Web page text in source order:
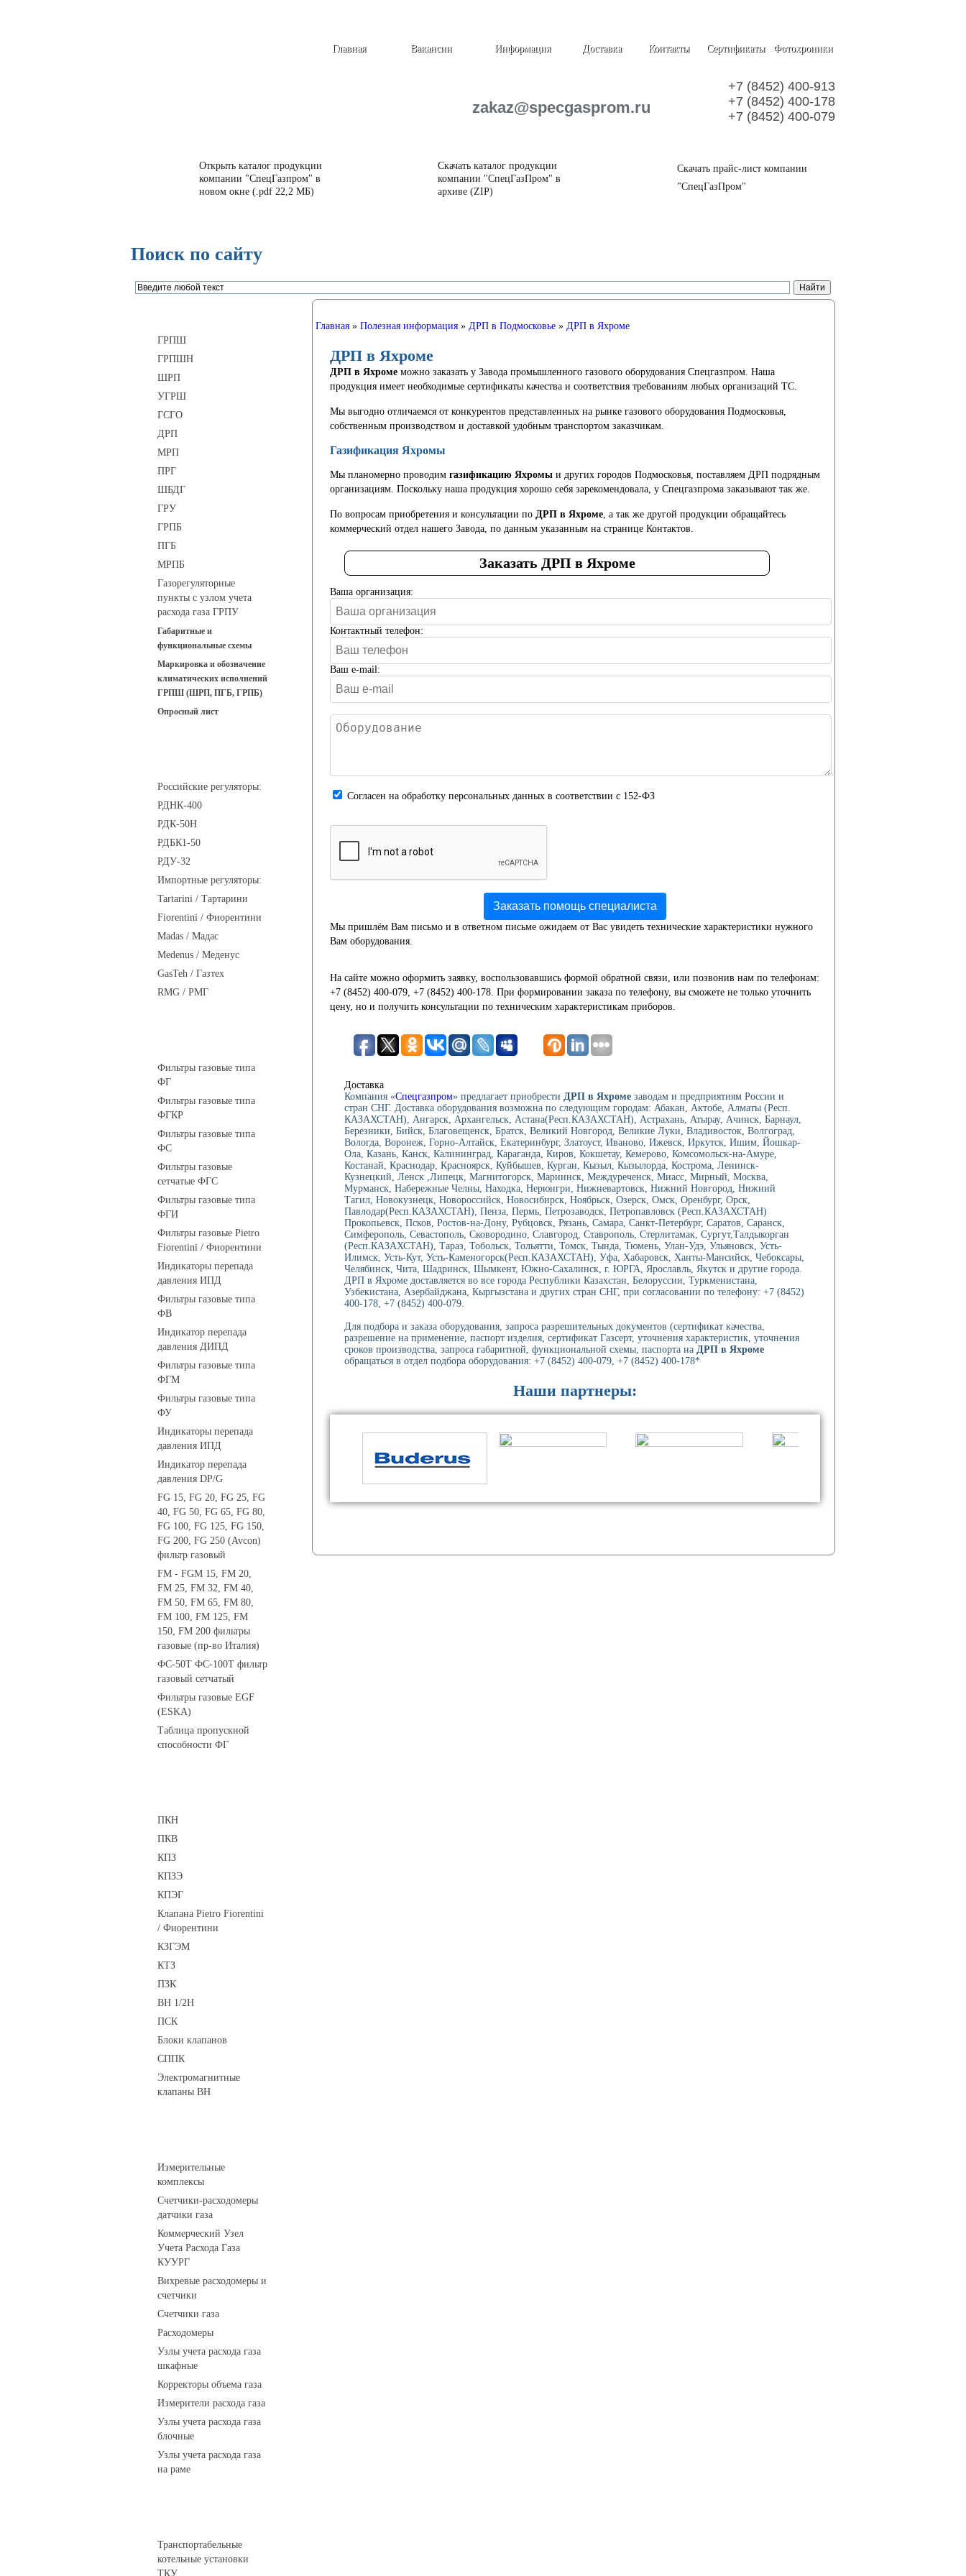
Фотохроники
Сертификаты
Контакты
Доставка
Информация
Вакансии
Главная
zakaz@specgasprom.ru
+7 (8452) 400-913
+7 (8452) 400-178
+7 (8452) 400-079
Открыть каталог продукции
компании "СпецГазпром" в
новом окне (.pdf 22,2 МБ)
Скачать каталог продукции
компании "СпецГазПром" в
архиве (ZIP)
Скачать прайс-лист компании
"СпецГазПром"
Поиск по сайту
ГРПШ
ГРПШН
ШРП
УГРШ
ГСГО
ДРП
МРП
ПРГ
ШБДГ
ГРУ
ГРПБ
ПГБ
МРПБ
Газорегуляторные
пункты с узлом учета
расхода газа ГРПУ
Габаритные и
функциональные схемы
Маркировка и обозначение
климатических исполнений
ГРПШ (ШРП, ПГБ, ГРПБ)
Опросный лист
Российские регуляторы:
РДНК-400
РДК-50Н
РДБК1-50
РДУ-32
Импортные регуляторы:
Tartarini / Тартарини
Fiorentini / Фиорентини
Madas / Мадас
Medenus / Меденус
GasTeh / Газтех
RMG / РМГ
Фильтры газовые типа
ФГ
Фильтры газовые типа
ФГКР
Фильтры газовые типа
ФС
Фильтры газовые
сетчатые ФГС
Фильтры газовые типа
ФГИ
Фильтры газовые Pietro
Fiorentini / Фиорентини
Индикаторы перепада
давления ИПД
Фильтры газовые типа
ФВ
Индикатор перепада
давления ДИПД
Фильтры газовые типа
ФГМ
Фильтры газовые типа
ФУ
Индикаторы перепада
давления ИПД
Индикатор перепада
давления DP/G
FG 15, FG 20, FG 25, FG
40, FG 50, FG 65, FG 80,
FG 100, FG 125, FG 150,
FG 200, FG 250 (Avcon)
фильтр газовый
FM - FGM 15, FM 20,
FM 25, FM 32, FM 40,
FM 50, FM 65, FM 80,
FM 100, FM 125, FM
150, FM 200 фильтры
газовые (пр-во Италия)
ФС-50Т ФС-100Т фильтр
газовый сетчатый
Фильтры газовые EGF
(ESKA)
Таблица пропускной
способности ФГ
ПКН
ПКВ
КПЗ
КПЗЭ
КПЭГ
Клапана Pietro Fiorentini
/ Фиорентини
КЗГЭМ
КТЗ
ПЗК
ВН 1/2Н
ПСК
Блоки клапанов
СППК
Электромагнитные
клапаны ВН
Измерительные
комплексы
Счетчики-расходомеры
датчики газа
Коммерческий Узел
Учета Расхода Газа
КУУРГ
Вихревые расходомеры и
счетчики
Счетчики газа
Расходомеры
Узлы учета расхода газа
шкафные
Корректоры объема газа
Измерители расхода газа
Узлы учета расхода газа
блочные
Узлы учета расхода газа
на раме
Транспортабельные
котельные установки
ТКУ
Главная » Полезная информация » ДРП в Подмосковье » ДРП в Яхроме
ДРП в Яхроме
ДРП в Яхроме можно заказать у Завода промышленного газового оборудования Спецгазпром. Наша
продукция имеет необходимые сертификаты качества и соответствия требованиям любых организаций ТС.
Мы выгодно отличаемся от конкурентов представленных на рынке газового оборудования Подмосковья,
собственным производством и доставкой удобным транспортом заказчикам.
Газификация Яхромы
Мы планомерно проводим газификацию Яхромы и других городов Подмосковья, поставляем ДРП подрядным
организациям. Поскольку наша продукция хорошо себя зарекомендовала, у Спецгазпрома заказывают так же.
По вопросам приобретения и консультации по ДРП в Яхроме, а так же другой продукции обращайтесь
коммерческий отдел нашего Завода, по данным указанным на странице Контактов.
Заказать ДРП в Яхроме
Ваша организация:
Контактный телефон:
Ваш e-mail:
Cогласен на обработку персональных данных в соответствии с 152-ФЗ
Заказать помощь специалиста
Мы пришлём Вам письмо и в ответном письме ожидаем от Вас увидеть технические характеристики нужного
Вам оборудования.
На сайте можно оформить заявку, воспользовавшись формой обратной связи, или позвонив нам по телефонам:
+7 (8452) 400-079, +7 (8452) 400-178. При формировании заказа по телефону, вы сможете не только уточнить
цену, но и получить консультации по техническим характеристикам приборов.
Доставка
Компания «Спецгазпром» предлагает приобрести ДРП в Яхроме заводам и предприятиям России и
стран СНГ. Доставка оборудования возможна по следующим городам: Абакан, Актобе, Алматы (Респ.
КАЗАХСТАН), Ангарск, Архангельск, Астана(Респ.КАЗАХСТАН), Астрахань, Атырау, Ачинск, Барнаул,
Березники, Бийск, Благовещенск, Братск, Великий Новгород, Великие Луки, Владивосток, Волгоград,
Вологда, Воронеж, Горно-Алтайск, Екатеринбург, Златоуст, Иваново, Ижевск, Иркутск, Ишим, Йошкар-
Ола, Казань, Канск, Калининград, Караганда, Киров, Кокшетау, Кемерово, Комсомольск-на-Амуре,
Костанай, Краснодар, Красноярск, Куйбышев, Курган, Кызыл, Кызылорда, Кострома, Ленинск-
Кузнецкий, Ленск ,Липецк, Магнитогорск, Мариинск, Междуреченск, Миасс, Мирный, Москва,
Мурманск, Набережные Челны, Находка, Нерюнгри, Нижневартовск, Нижний Новгород, Нижний
Тагил, Новокузнецк, Новороссийск, Новосибирск, Ноябрьск, Озерск, Омск, Оренбург, Орск,
Павлодар(Респ.КАЗАХСТАН), Пенза, Пермь, Петрозаводск, Петропавловск (Респ.КАЗАХСТАН)
Прокопьевск, Псков, Ростов-на-Дону, Рубцовск, Рязань, Самара, Санкт-Петербург, Саратов, Саранск,
Симферополь, Севастополь, Сковородино, Славгород, Ставрополь, Стерлитамак, Сургут,Талдыкорган
(Респ.КАЗАХСТАН), Тараз, Тобольск, Тольятти, Томск, Тында, Тюмень, Улан-Удэ, Ульяновск, Усть-
Илимск, Усть-Кут, Усть-Каменогорск(Респ.КАЗАХСТАН), Уфа, Хабаровск, Ханты-Мансийск, Чебоксары,
Челябинск, Чита, Шадринск, Шымкент, Южно-Сахалинск, г. ЮРГА, Ярославль, Якутск и другие города.
ДРП в Яхроме доставляется во все города Республики Казахстан, Белоруссии, Туркменистана,
Узбекистана, Азербайджана, Кыргызстана и других стран СНГ, при согласовании по телефону: +7 (8452)
400-178, +7 (8452) 400-079.
Для подбора и заказа оборудования, запроса разрешительных документов (сертификат качества,
разрешение на применение, паспорт изделия, сертификат Газсерт, уточнения характеристик, уточнения
сроков производства, запроса габаритной, функциональной схемы, паспорта на ДРП в Яхроме
обращаться в отдел подбора оборудования: +7 (8452) 400-079, +7 (8452) 400-178*
Наши партнеры: